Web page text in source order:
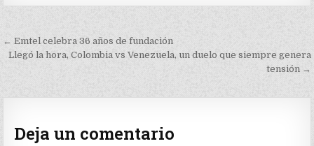
Navegación
de
← Emtel celebra 36 años de fundación
Llegó la hora, Colombia vs Venezuela, un duelo que siempre genera
tensión →
Deja un comentario